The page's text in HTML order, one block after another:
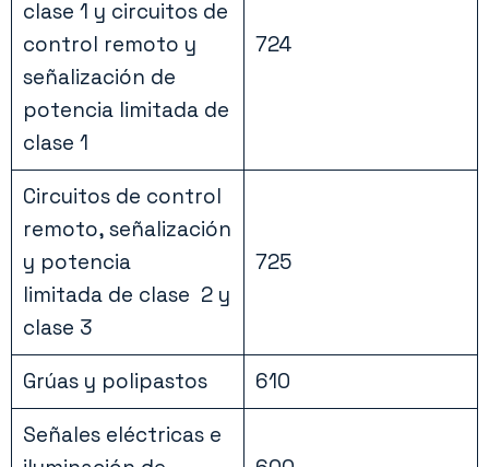
clase 1 y circuitos de
control remoto y
señalización de
potencia limitada de
clase 1
724
Circuitos de control
remoto, señalización
y potencia
limitada de clase 2 y
clase 3
725
Grúas y polipastos
610
Señales eléctricas e